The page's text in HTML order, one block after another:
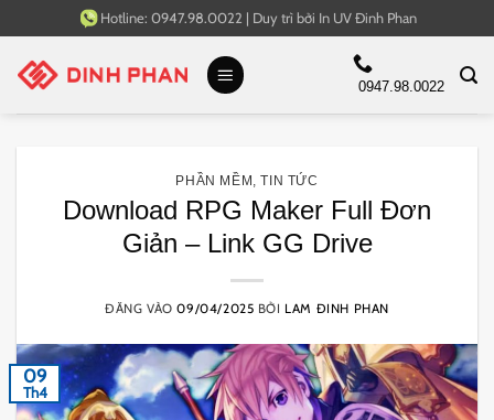
qua
nội
Hotline: 0947.98.0022 | Duy trì bởi In UV Đinh Phan
0947.98.0022
PHẦN MỀM ,TIN TỨC
Download RPG Maker Full Đơn
Giản – Link GG Drive
ĐĂNG VÀO09/04/2025 BỞI LAM ĐINH PHAN
09
Th4